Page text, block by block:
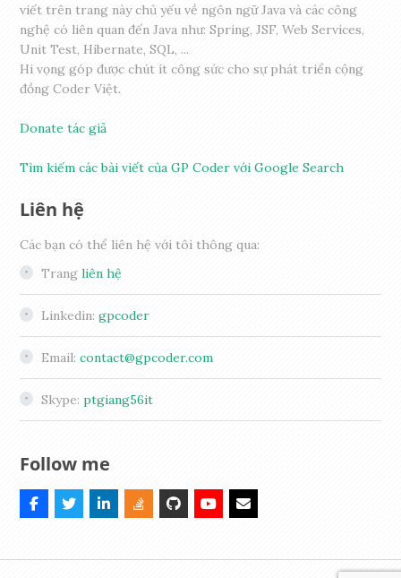
viết trên trang này chủ yếu về ngôn ngữ Java và các công
nghệ có liên quan đến Java như: Spring, JSF, Web Services,
Unit Test, Hibernate, SQL, ...
Hi vọng góp được chút ít công sức cho sự phát triển cộng
đồng Coder Việt.
Donate tác giả
Tìm kiếm các bài viết của GP Coder với Google Search
Liên hệ
Các bạn có thể liên hệ với tôi thông qua:
Trangliên hệ
Linkedin:gpcoder
Email:contact@gpcoder.com
Skype:ptgiang56it
Follow me